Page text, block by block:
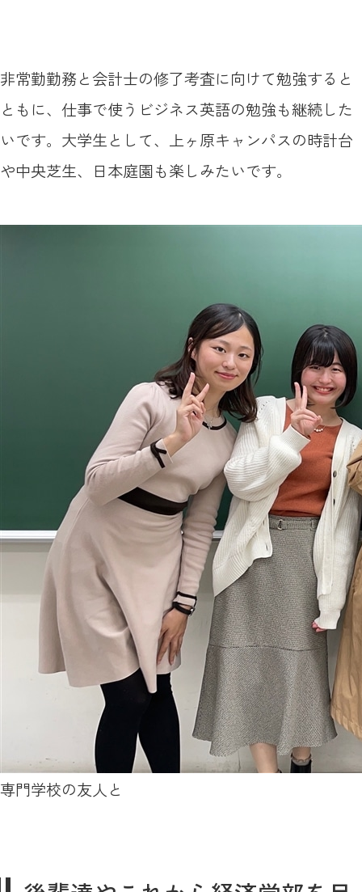
非常勤勤務と会計士の修了考査に向けて勉強すると
ともに、仕事で使うビジネス英語の勉強も継続した
いです。大学生として、上ヶ原キャンパスの時計台
や中央芝生、日本庭園も楽しみたいです。
専門学校の友人と